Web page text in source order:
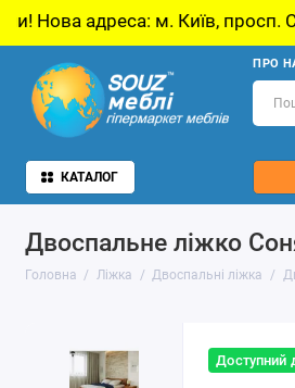
просп. С. Бандери, 21, Київ
ПРО
КАТАЛОГ
Двоспальне ліжко
Головна Ліжка Двоспальні ліжка
Доступний